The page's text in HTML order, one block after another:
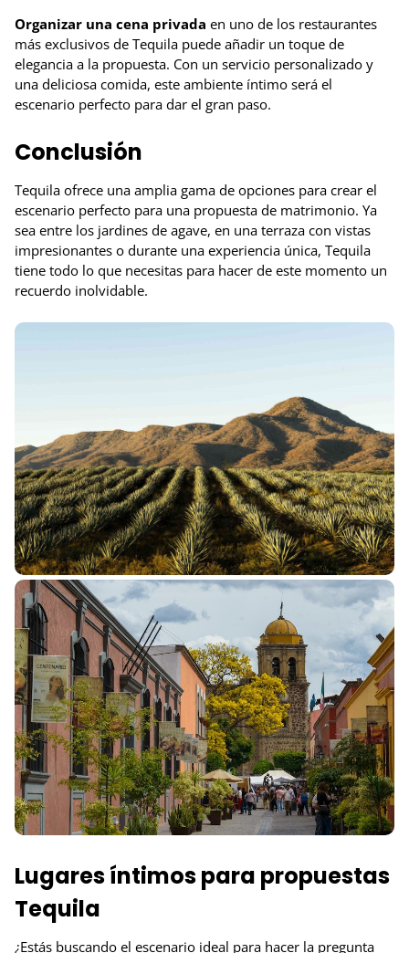
Organizar una cena privada en uno de los restaurantes
más exclusivos de Tequila puede añadir un toque de
elegancia a la propuesta. Con un servicio personalizado y
una deliciosa comida, este ambiente íntimo será el
escenario perfecto para dar el gran paso.
Conclusión
Tequila ofrece una amplia gama de opciones para crear el
escenario perfecto para una propuesta de matrimonio. Ya
sea entre los jardines de agave, en una terraza con vistas
impresionantes o durante una experiencia única, Tequila
tiene todo lo que necesitas para hacer de este momento un
recuerdo inolvidable.
Lugares íntimos para propuestas
Tequila
¿Estás buscando el escenario ideal para hacer la pregunta